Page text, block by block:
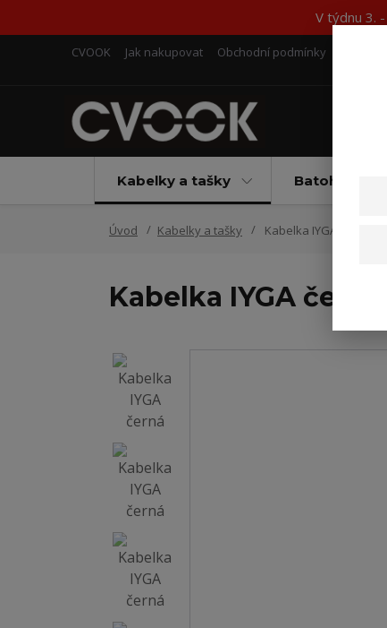
V týdnu 3.
CVOOK Jak nakupovat Obchodní podmínky
Kabelky a tašky Batohy
Úvod Kabelky a tašky Kabelka IYGA černá
Kabelka IYGA černá